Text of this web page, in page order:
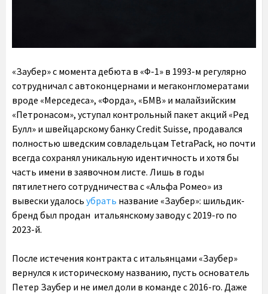
«Заубер» с момента дебюта в «Ф-1» в 1993-м регулярно
сотрудничал с автоконцернами и мегаконгломератами
вроде «Мерседеса», «Форда», «БМВ» и малайзийским
«Петронасом», уступал контрольный пакет акций «Ред
Булл» и швейцарскому банку Credit Suisse, продавался
полностью шведским совладельцам TetraPack, но почти
всегда сохранял уникальную идентичность и хотя бы
часть имени в заявочном листе. Лишь в годы
пятилетнего сотрудничества с «Альфа Ромео» из
вывески удалось убрать название «Заубер»: шильдик-
бренд был продан итальянскому заводу с 2019-го по
2023-й.
После истечения контракта с итальянцами «Заубер»
вернулся к историческому названию, пусть основатель
Петер Заубер и не имел доли в команде с 2016-го. Даже